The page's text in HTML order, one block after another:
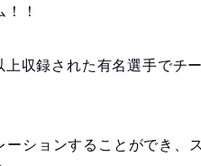
！
収録された有名選手でチ
ションすることができ、